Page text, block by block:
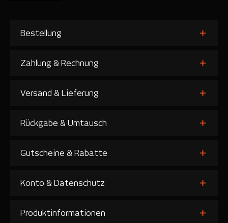
Bestellung
Zahlung & Rechnung
Versand & Lieferung
Rückgabe & Umtausch
Gutscheine & Rabatte
Konto & Datenschutz
Produktinformationen